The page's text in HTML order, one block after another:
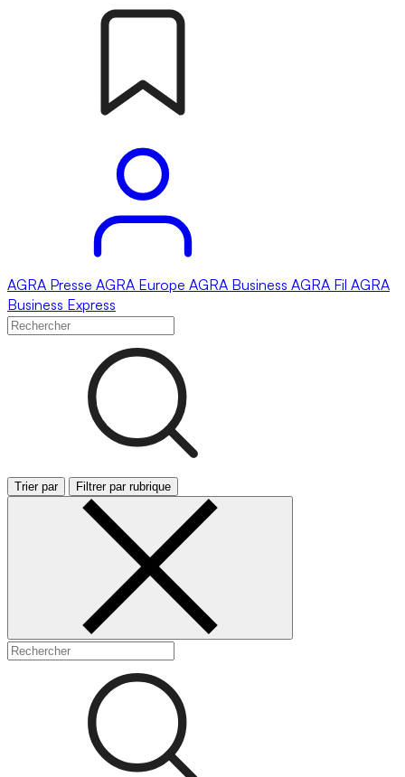
AGRA Presse AGRA Europe AGRA Business AGRA Fil AGRA
Business Express
Trier par Filtrer par rubrique